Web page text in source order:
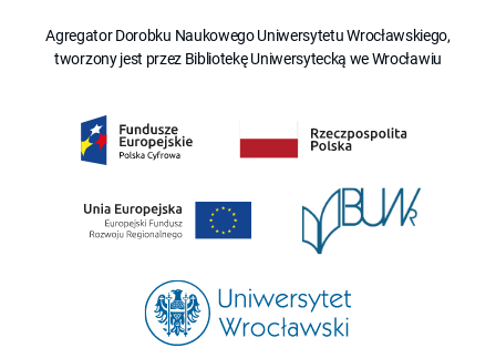
Agregator Dorobku Naukowego Uniwersytetu Wrocławskiego,
tworzony jest przez Bibliotekę Uniwersytecką we Wrocławiu